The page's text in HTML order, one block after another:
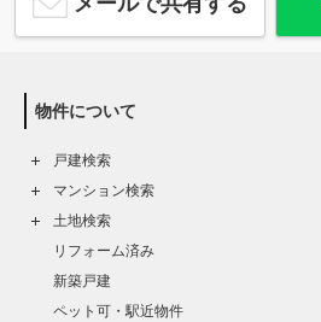
物件について
戸建検索
マンション検索
土地検索
リフォーム済み
新築戸建
ペット可・駅近物件